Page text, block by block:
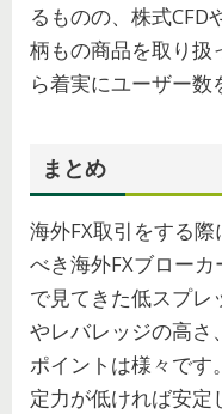
るものの、株式CFD
柄もの商品を取り扱
ら着実にユーザー数
まとめ
海外FX取引をする
べき海外FXブロー
で見てきた低スプ
やレバレッジの高さ
ポイントは様々です
定力が低ければ安定